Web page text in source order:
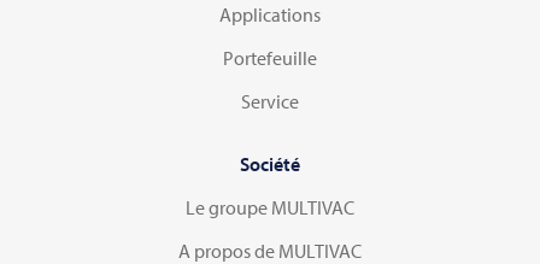
Applications
Portefeuille
Service
Société
Le groupe MULTIVAC
A propos de MULTIVAC